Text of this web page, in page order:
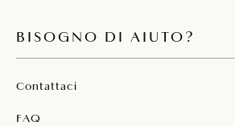
BISOGNO DI AIUTO?
Contattaci
FAQ